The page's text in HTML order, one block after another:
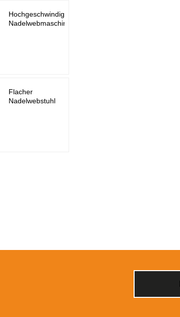
Hochgeschwindigkeits-
Nadelwebmaschine
Flacher
Nadelwebstuhl